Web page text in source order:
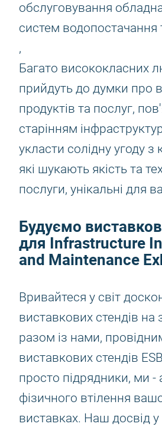
обслуговування
систем водопостачання
,
Багато висококласних
прийдуть до думки про
продуктів та послуг,
старінням
укласти солідну угоду з
які шукають якість та
послуги, унікальні для
Будуємо
для Infrastructure
and Maintenance
Вривайтеся у світ
виставкових стендів
разом із нами,
виставкових стендів
просто підрядники, ми -
фізичного втілення
виставках. Наш досвід у